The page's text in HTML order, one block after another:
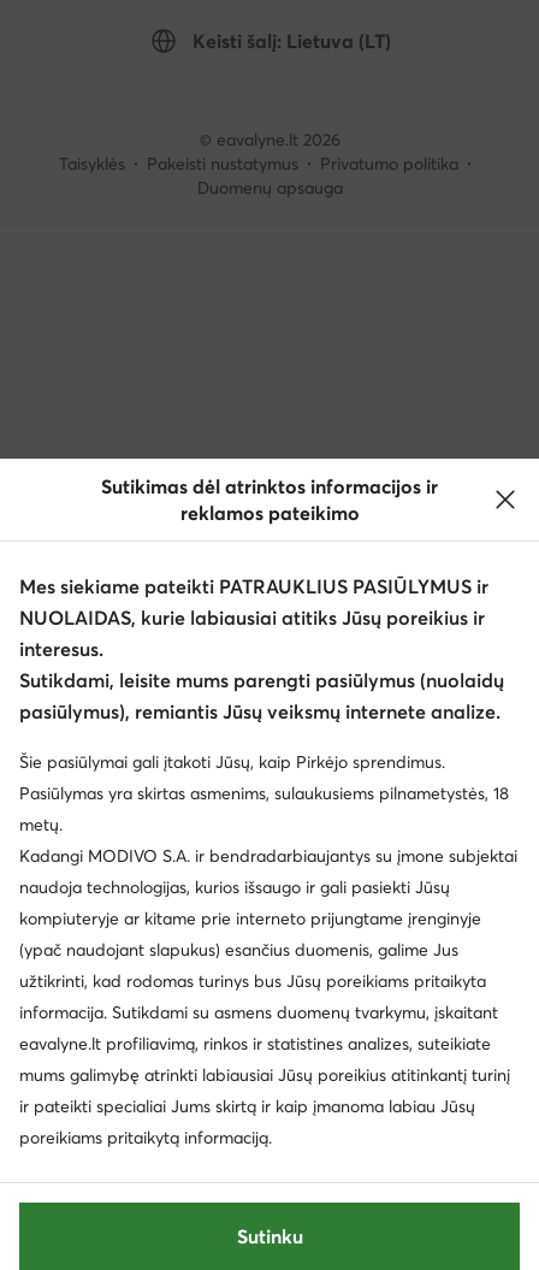
Keisti šalį: Lietuva (LT)
© eavalyne.lt 2026
Taisyklės
Pakeisti nustatymus
Privatumo politika
Duomenų apsauga
Sutikimas dėl atrinktos informacijos ir
reklamos pateikimo
Mes siekiame pateikti PATRAUKLIUS PASIŪLYMUS ir
NUOLAIDAS, kurie labiausiai atitiks Jūsų poreikius ir
interesus.
Sutikdami, leisite mums parengti pasiūlymus (nuolaidų
pasiūlymus), remiantis Jūsų veiksmų internete analize.
Šie pasiūlymai gali įtakoti Jūsų, kaip Pirkėjo sprendimus.
Pasiūlymas yra skirtas asmenims, sulaukusiems pilnametystės, 18
metų.
Kadangi MODIVO S.A. ir bendradarbiaujantys su įmone subjektai
naudoja technologijas, kurios išsaugo ir gali pasiekti Jūsų
kompiuteryje ar kitame prie interneto prijungtame įrenginyje
(ypač naudojant slapukus) esančius duomenis, galime Jus
užtikrinti, kad rodomas turinys bus Jūsų poreikiams pritaikyta
informacija. Sutikdami su asmens duomenų tvarkymu, įskaitant
eavalyne.lt profiliavimą, rinkos ir statistines analizes, suteikiate
mums galimybę atrinkti labiausiai Jūsų poreikius atitinkantį turinį
ir pateikti specialiai Jums skirtą ir kaip įmanoma labiau Jūsų
poreikiams pritaikytą informaciją.
Sutinku